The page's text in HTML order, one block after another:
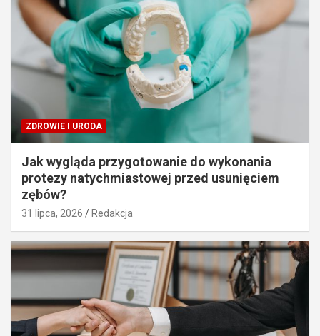
ZDROWIE I URODA
Jak wygląda przygotowanie do wykonania
protezy natychmiastowej przed usunięciem
zębów?
31 lipca, 2026 Redakcja